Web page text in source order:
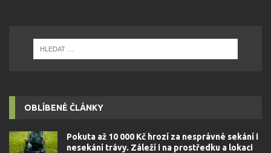
OBLÍBENÉ ČLÁNKY
Pokuta až 10 000 Kč hrozí za nesprávné sekání i
nesekání trávy. Záleží i na prostředku a lokaci